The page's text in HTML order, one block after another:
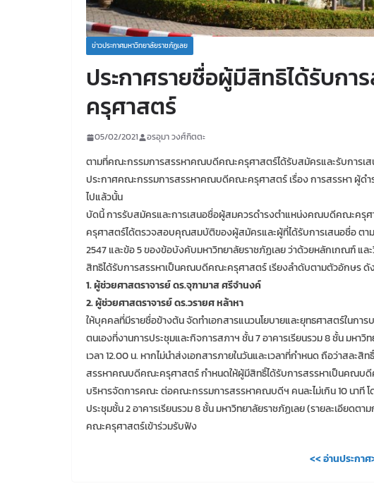
ข่าวประกาศมหาวิทยาลัยราชภัฏเลย
ประกาศรายชื่อผู้มีสิทธิได้รับก
ครุศาสตร์
05/02/2021 อรอุมา วงศ์กิตตะ
ตามที่คณะกรรมการสรรหาคณบดีคณะครุศาสตร์ได้รับสมัครและรับการ
ประกาศคณะกรรมการสรรหาคณบดีคณะครุศาสตร์ เรื่อง การสรรหา ผู้
ไปแล้วนั้น
บัดนี้ การรับสมัครและการเสนอชื่อผู้สมควรดำรงตำแหน่งคณบดีคณะค
ครุศาสตร์ได้ตรวจสอบคุณสมบัติของผู้สมัครและผู้ที่ได้รับการเสนอชื่อ ต
2547 และข้อ 5 ของข้อบังคับมหาวิทยาลัยราชภัฏเลย ว่าด้วยหลักเกณฑ์ แ
สิทธิได้รับการสรรหาเป็นคณบดีคณะครุศาสตร์ เรียงลำดับตามตัวอักษร ดั
1. ผู้ช่วยศาสตราจารย์ ดร.จุฑามาส ศรีจำนงค์
2. ผู้ช่วยศาสตราจารย์ ดร.วรายศ หล้าหา
ให้บุคคลที่มีรายชื่อข้างต้น จัดทำเอกสารแนวนโยบายและยุทธศาสตร์ในก
ตนเองที่งานการประชุมและกิจการสภาฯ ชั้น 7 อาคารเรียนรวม 8 ชั้น มหา
เวลา 12.00 น. หากไม่นำส่งเอกสารภายในวันและเวลาที่กำหนด ถือว่าส
สรรหาคณบดีคณะครุศาสตร์ กำหนดให้ผู้มีสิทธิ์ได้รับการสรรหาเป็นคณบดี
บริหารจัดการคณะ ต่อคณะกรรมการสรรหาคณบดีฯ คนละไม่เกิน 10 นาที
ประชุมชั้น 2 อาคารเรียนรวม 8 ชั้น มหาวิทยาลัยราชภัฏเลย (รายละเอียดต
คณะครุศาสตร์เข้าร่วมรับฟัง
<< อ่านประกาศ